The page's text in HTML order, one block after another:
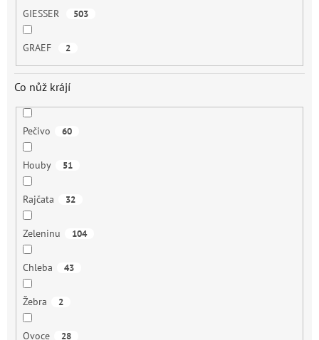
GIESSER 503
GRAEF 2
Co nůž krájí
Pečivo 60
Houby 51
Rajčata 32
Zeleninu 104
Chleba 43
Žebra 2
Ovoce 28